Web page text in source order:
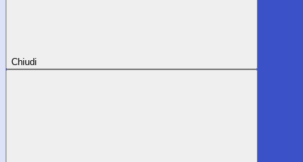
Chiudi